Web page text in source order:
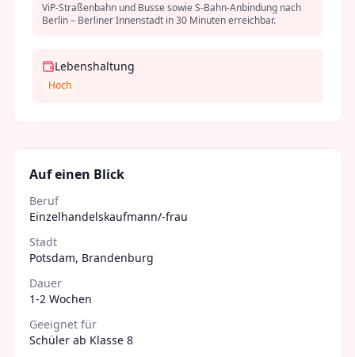
ViP-Straßenbahn und Busse sowie S-Bahn-Anbindung nach
Berlin – Berliner Innenstadt in 30 Minuten erreichbar.
Lebenshaltung
Hoch
Auf einen Blick
Beruf
Einzelhandelskaufmann/-frau
Stadt
Potsdam, Brandenburg
Dauer
1-2 Wochen
Geeignet für
Schüler ab Klasse 8